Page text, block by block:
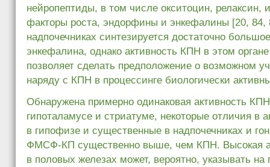
нейропептиды, в том числе окситоцин, релаксин,
факторы роста, эндорфины и энкефалины [20, 84,
надпочечниках синтезируется достаточно
энкефалина, однако активность КПН в этом
позволяет сделать предположение о возможном
наряду с КПН в процессинге биологически
Обнаружена примерно одинаковая активность
гипоталамусе и стриатуме, некоторые отличия в
в гипофизе и существенные в надпочечниках и
ФМСФ-КП существенно выше, чем КПН. Высокая
в половых железах может, вероятно, указывать на